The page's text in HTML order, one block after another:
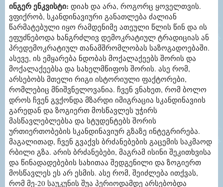
ინგერ ენკვისტი: დიახ და არა, როგორც ყოველთვის.
ვფიქრობ, სკანდინავიური განათლება ძალიან
წარმატებული იყო რამდენიმე ათეული წლის წინ და ის
ეფუძნებოდა ხანგრძლივ დემოკრატიულ ტრადიციას ან
პრედემოკრატიულ თანამშრომლობას საზოგადოებაში.
ასევე, ის ემყარება ნდობას მოქალაქეებს შორის და
მოქალაქეებსა და სახელმწიფოს შორის. ასე რომ,
არსებობს მთელი რიგი ისტორიული ფაქტორები,
რომლებიც მნიშვნელოვანია. ჩვენ ვნახეთ, რომ ბოლო
დროს ჩვენ გვქონდა მზარდი იმიგრაცია სკანდინავიის
გარედან და ზოგიერთ მოსწავლეს უჭირს
მასწავლებლებსა და სტუდენტებს შორის
ურთიერთობების სკანდინავიურ გზაზე ინტეგრირება.
მაგალითად, ჩვენ გვაქვს ბრძანებების გაცემის საკმაოდ
რბილი გზა. არის ბრძანებები, მაგრამ ისინი შეკითხვისა
და წინადადებების სახითაა შედგენილი და ზოგიერთ
მოსწავლეს ეს არ ესმის. ასე რომ, შეიძლება ითქვას,
რომ მე-20 საუკუნის შუა პერიოდამდე არსებობდა